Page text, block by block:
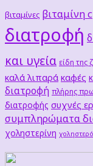
βιταμίνες βιταμίνη c
διατροφή
και υγεία είδη της
καλά λιπαρά καφές
διατροφή πλήρης
διατροφής συχνές
συμπληρώματα
χοληστερίνη